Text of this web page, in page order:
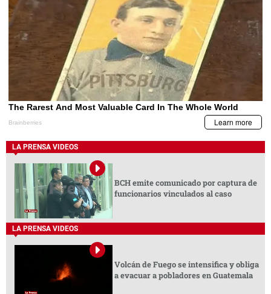
LA PRENSA VIDEOS
BCH emite comunicado por captura de
funcionarios vinculados al caso
LA PRENSA VIDEOS
Volcán de Fuego se intensifica y obliga
a evacuar a pobladores en Guatemala